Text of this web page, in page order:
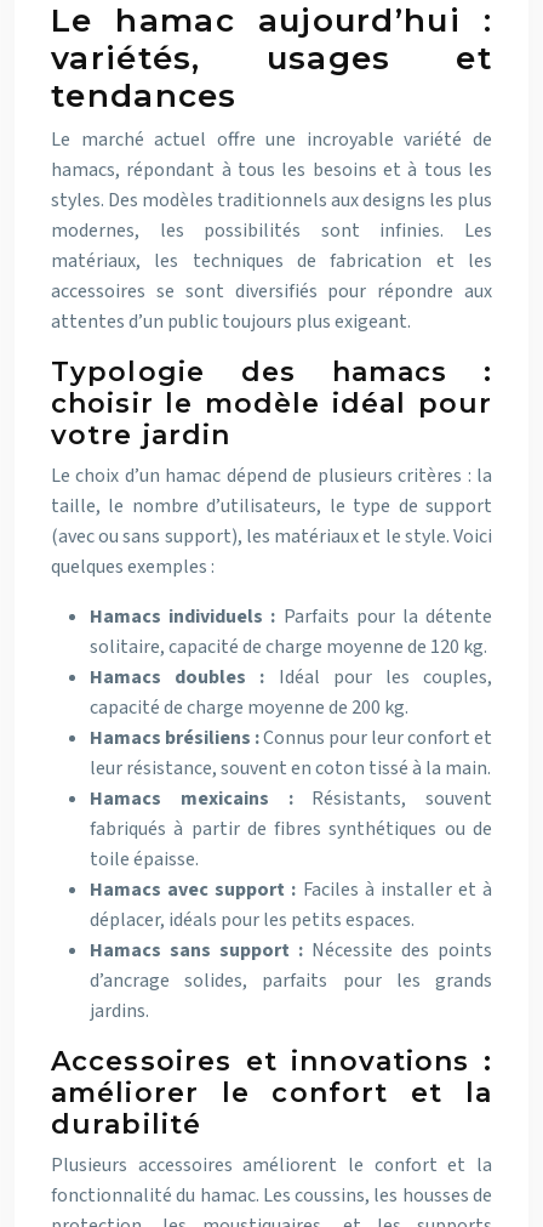
Le hamac aujourd’hui :
variétés, usages et
tendances
Le marché actuel offre une incroyable variété de
hamacs, répondant à tous les besoins et à tous les
styles. Des modèles traditionnels aux designs les plus
modernes, les possibilités sont infinies. Les
matériaux, les techniques de fabrication et les
accessoires se sont diversifiés pour répondre aux
attentes d’un public toujours plus exigeant.
Typologie des hamacs :
choisir le modèle idéal pour
votre jardin
Le choix d’un hamac dépend de plusieurs critères : la
taille, le nombre d’utilisateurs, le type de support
(avec ou sans support), les matériaux et le style. Voici
quelques exemples :
Hamacs individuels : Parfaits pour la détente
solitaire, capacité de charge moyenne de 120 kg.
Hamacs doubles : Idéal pour les couples,
capacité de charge moyenne de 200 kg.
Hamacs brésiliens :Connus pour leur confort et
leur résistance, souvent en coton tissé à la main.
Hamacs mexicains : Résistants, souvent
fabriqués à partir de fibres synthétiques ou de
toile épaisse.
Hamacs avec support : Faciles à installer et à
déplacer, idéals pour les petits espaces.
Hamacs sans support : Nécessite des points
d’ancrage solides, parfaits pour les grands
jardins.
Accessoires et innovations :
améliorer le confort et la
durabilité
Plusieurs accessoires améliorent le confort et la
fonctionnalité du hamac. Les coussins, les housses de